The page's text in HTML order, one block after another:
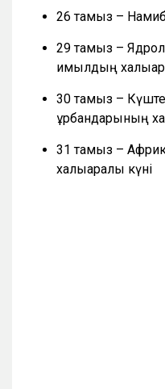
26 тамыз –
29 тамыз –
қимылдың
30 тамыз –
құрбандарының
31 тамыз –
халықаралық күні